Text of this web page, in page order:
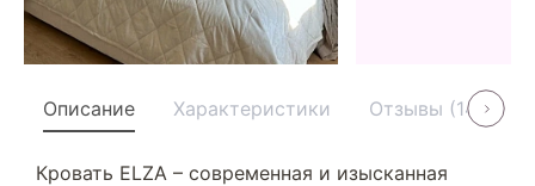
Описание Характеристики Отзывы (14)
Кровать ELZA – современная и изысканная